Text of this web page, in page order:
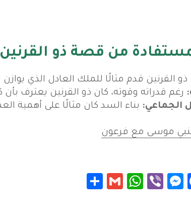
من قصة ذو القرنين
ذو القرنين قدم مثالًا للملك العادل الذي
رغم قدراته وقوته، كان ذو القرنين يعترف
الجماعي: بناء السد كان مثالًا على أهمية
موسى مع فرعون
Facebook
Messenger
Viber
WhatsApp
Gmail